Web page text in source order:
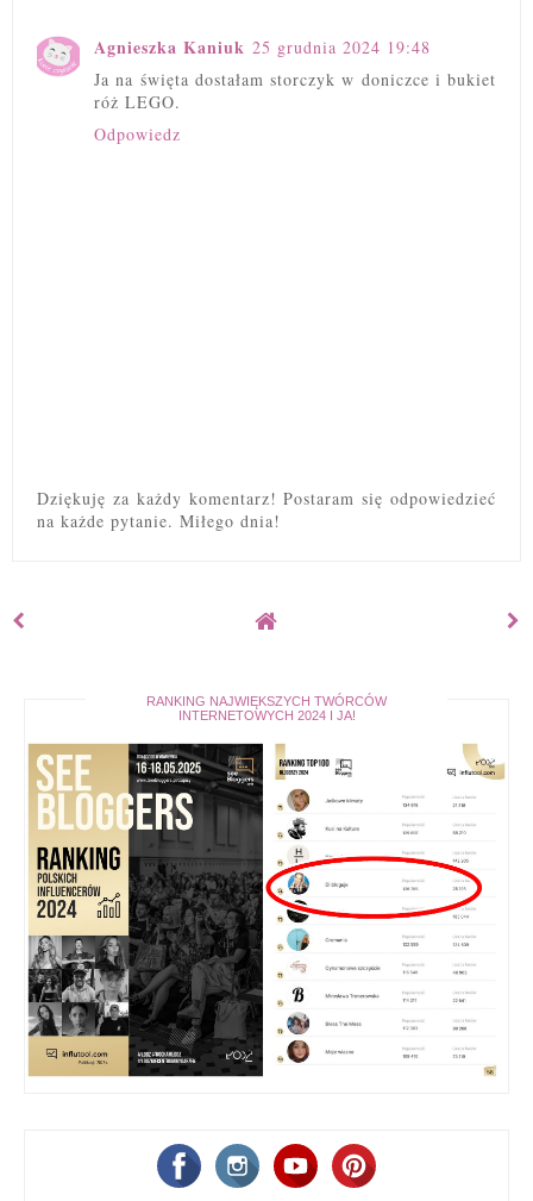
Agnieszka Kaniuk 25 grudnia 2024 19:48
Ja na święta dostałam storczyk w doniczce i bukiet
róż LEGO.
Odpowiedz
Dziękuję za każdy komentarz! Postaram się odpowiedzieć
na każde pytanie. Miłego dnia!
RANKING NAJWIĘKSZYCH TWÓRCÓW
INTERNETOWYCH 2024 I JA!